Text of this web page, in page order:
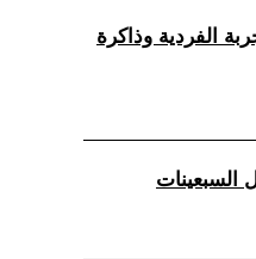
الفردية وذاكرة